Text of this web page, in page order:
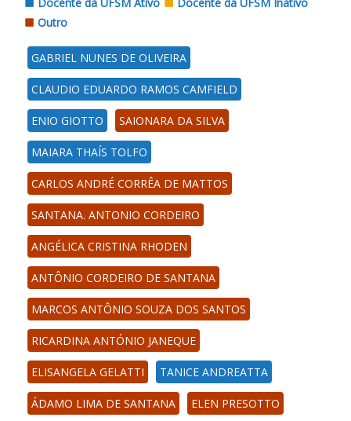
Outro
GABRIEL NUNES DE OLIVEIRA
CLAUDIO EDUARDO RAMOS CAMFIELD
ENIO GIOTTO SAIONARA DA SILVA
MAIARA THAÍS TOLFO
CARLOS ANDRÉ CORRÊA DE MATTOS
SANTANA. ANTONIO CORDEIRO
ANGÉLICA CRISTINA RHODEN
ANTÔNIO CORDEIRO DE SANTANA
MARCOS ANTÔNIO SOUZA DOS SANTOS
RICARDINA ANTÓNIO JANEQUE
ELISANGELA GELATTI TANICE ANDREATTA
ÁDAMO LIMA DE SANTANA ELEN PRESOTTO